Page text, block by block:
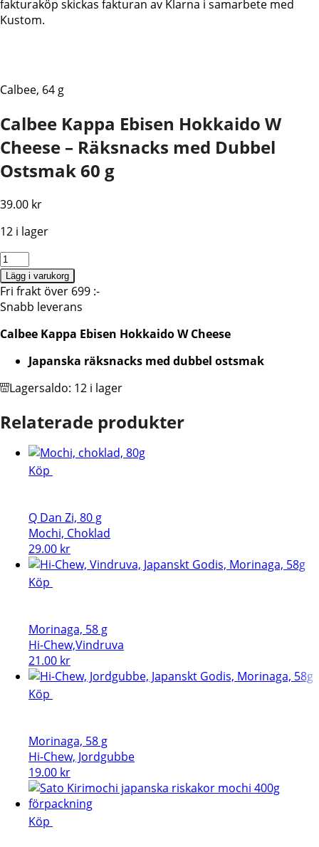
fakturaköp skickas fakturan av Klarna i samarbete med
Kustom.
Calbee, 64 g
Calbee Kappa Ebisen Hokkaido W
Cheese – Räksnacks med Dubbel
Ostsmak 60 g
39.00 kr
12 i lager
Calbee
Kappa
Ebisen
Hokkaido
Cheese
Räksnacks
med
Dubbel
Ostsmak
60
mängd
Lägg i varukorg
Fri frakt över 699 :-
Snabb leverans
Calbee Kappa Ebisen Hokkaido W Cheese
Japanska räksnacks med dubbel ostsmak
Lagersaldo: 12 i lager
Relaterade produkter
Köp
Q Dan Zi, 80 g
Mochi, Choklad
29.00 kr
Köp
Morinaga, 58 g
Hi-Chew,Vindruva
21.00 kr
Köp
Morinaga, 58 g
Hi-Chew, Jordgubbe
19.00 kr
Köp